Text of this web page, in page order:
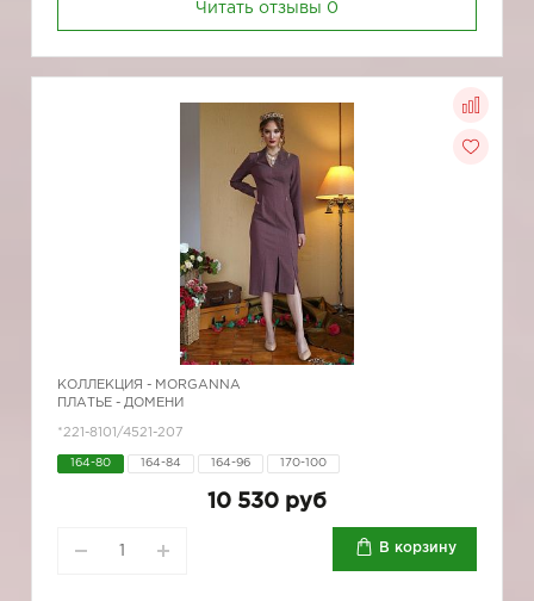
Читать отзывы 0
КОЛЛЕКЦИЯ - MORGANNA
ПЛАТЬЕ - ДОМЕНИ
*221-8101/4521-207
164-80 164-84 164-96 170-100
10 530 руб
В корзину